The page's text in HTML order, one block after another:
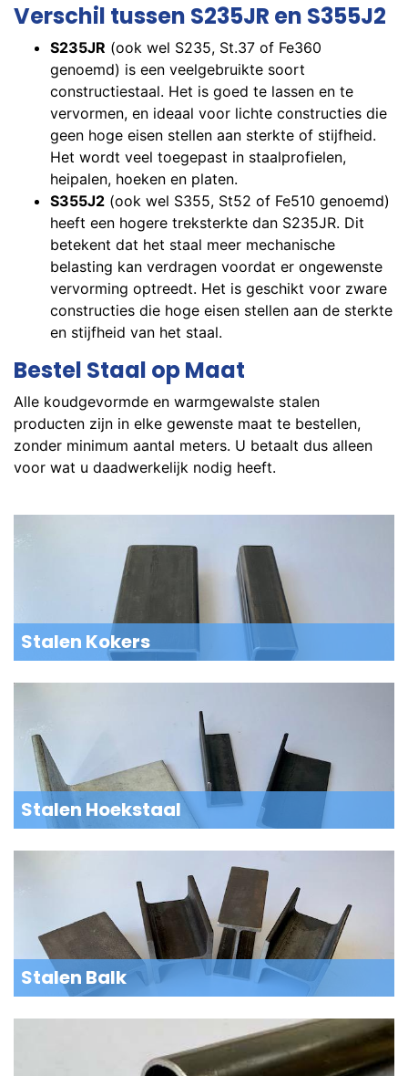
Verschil tussen S235JR en S355J2
S235JR (ook wel S235, St.37 of Fe360
genoemd) is een veelgebruikte soort
constructiestaal. Het is goed te lassen en te
vervormen, en ideaal voor lichte constructies die
geen hoge eisen stellen aan sterkte of stijfheid.
Het wordt veel toegepast in staalprofielen,
heipalen, hoeken en platen.
S355J2 (ook wel S355, St52 of Fe510 genoemd)
heeft een hogere treksterkte dan S235JR. Dit
betekent dat het staal meer mechanische
belasting kan verdragen voordat er ongewenste
vervorming optreedt. Het is geschikt voor zware
constructies die hoge eisen stellen aan de sterkte
en stijfheid van het staal.
Bestel Staal op Maat
Alle koudgevormde en warmgewalste stalen
producten zijn in elke gewenste maat te bestellen,
zonder minimum aantal meters. U betaalt dus alleen
voor wat u daadwerkelijk nodig heeft.
Stalen Kokers
Stalen Hoekstaal
Stalen Balk